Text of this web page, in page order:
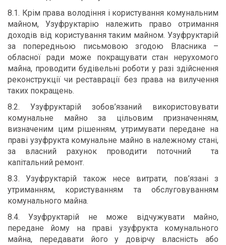
8.1. Крім права володіння і користування комунальним
майном, Узуфруктарію належить право отримання
доходів від користування таким майном. Узуфруктарій
за попередньою письмовою згодою Власника –
обласної ради може покращувати стан нерухомого
майна, проводити будівельні роботи у разі здійснення
реконструкції чи реставрації без права на вилучення
таких покращень.
8.2. Узуфруктарій зобов’язаний використовувати
комунальне майно за цільовим призначенням,
визначеним цим рішенням, утримувати передане на
праві узуфрукта комунальне майно в належному стані,
за власний рахунок проводити поточний та
капітальний ремонт.
8.3. Узуфруктарій також несе витрати, пов’язані з
утриманням, користуванням та обслуговуванням
комунального майна.
8.4. Узуфруктарій не може відчужувати майно,
передане йому на праві узуфрукта комунального
майна, передавати його у довірчу власність або